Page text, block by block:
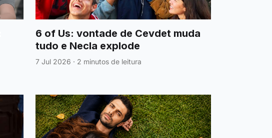
6 of Us: vontade de Cevdet muda
tudo e Necla explode
7 Jul 2026 · 2 minutos de leitura